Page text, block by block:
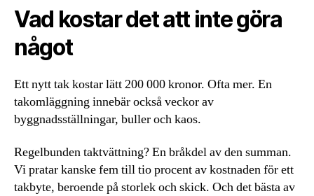
Vad kostar det att inte göra
något
Ett nytt tak kostar lätt 200 000 kronor. Ofta mer. En
takomläggning innebär också veckor av
byggnadsställningar, buller och kaos.
Regelbunden taktvättning? En bråkdel av den summan.
Vi pratar kanske fem till tio procent av kostnaden för ett
takbyte, beroende på storlek och skick. Och det bästa av